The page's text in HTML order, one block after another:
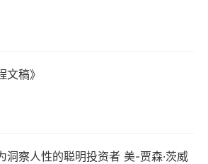
文稿》
洞察人性的聪明投资者 美-贾森·茨威